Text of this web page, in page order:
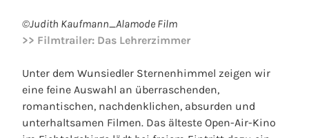
©Judith Kaufmann_Alamode Film
>> Filmtrailer: Das Lehrerzimmer
Unter dem Wunsiedler Sternenhimmel zeigen wir
eine feine Auswahl an überraschenden,
romantischen, nachdenklichen, absurden und
unterhaltsamen Filmen. Das älteste Open-Air-Kino